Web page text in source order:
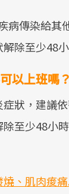
病傳染給其
除至少48
以上班嗎？
狀，建議
至少48小
、肌肉痠